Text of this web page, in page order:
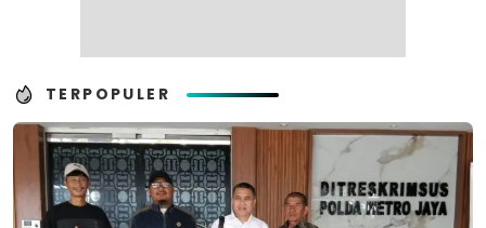
TERPOPULER